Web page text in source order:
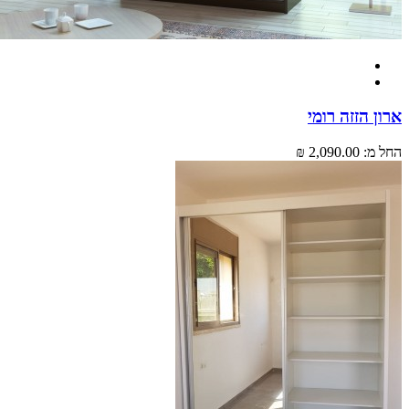
הזזה רומי
מ: 2,090.00 ₪